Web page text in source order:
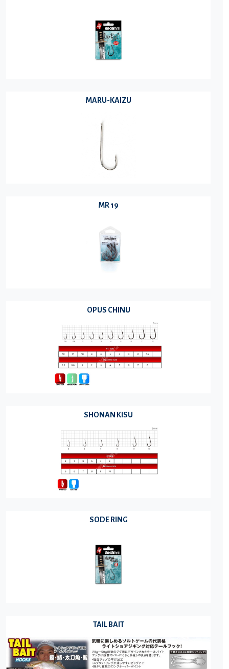
MARU-KAIZU
MR 19
OPUS CHINU
SHONAN KISU
SODE RING
TAIL BAIT